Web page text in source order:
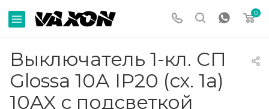
0
Выключатель 1-кл. СП
Glossa 10А IP20 (сх. 1а)
10AX с подсветкой